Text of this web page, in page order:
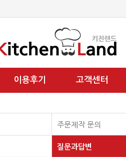
이용후기 고객센터
주문제작 문의
질문과답변